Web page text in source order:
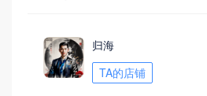
归海
TA的店铺